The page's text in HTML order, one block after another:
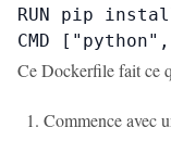
RUN pip
CMD
Ce Dockerfile fait ce
Commence avec